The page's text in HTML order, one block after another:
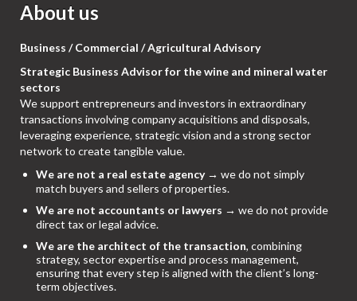
About us
Business / Commercial / Agricultural Advisory
Strategic Business Advisor for the wine and mineral water
sectors
We support entrepreneurs and investors in extraordinary
transactions involving company acquisitions and disposals,
leveraging experience, strategic vision and a strong sector
network to create tangible value.
We are not a real estate agency→ we do not simply
match buyers and sellers of properties.
We are not accountants or lawyers → we do not provide
direct tax or legal advice.
We are the architect of the transaction, combining
strategy, sector expertise and process management,
ensuring that every step is aligned with the client’s long-
term objectives.